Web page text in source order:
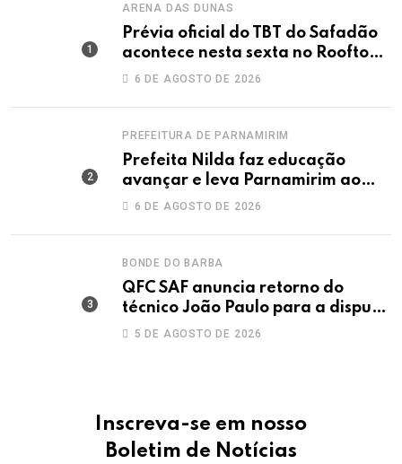
ARENA DAS DUNAS
Prévia oficial do TBT do Safadão
acontece nesta sexta no Rooftop
Dunas
6 DE AGOSTO DE 2026
PREFEITURA DE PARNAMIRIM
Prefeita Nilda faz educação
avançar e leva Parnamirim ao
maior IDEB da história dos anos
6 DE AGOSTO DE 2026
BONDE DO BARBA
QFC SAF anuncia retorno do
técnico João Paulo para a disputa
da elite do Campeonato Potiguar
5 DE AGOSTO DE 2026
Inscreva-se em nosso
Boletim de Notícias